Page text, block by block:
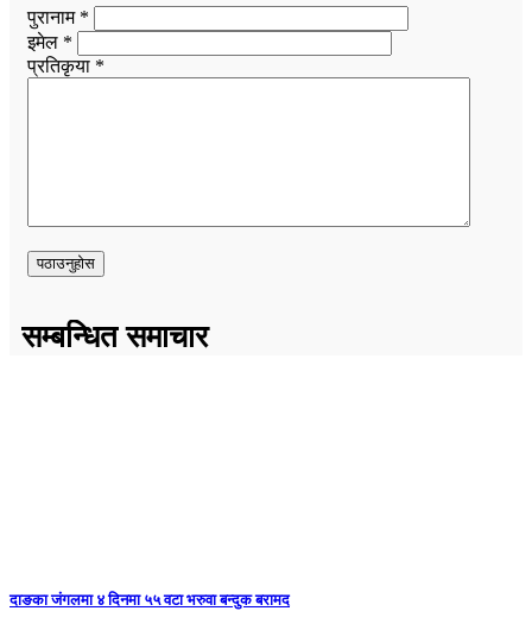
पुरानाम *
इमेल *
प्रतिकृया *
सम्बन्धित समाचार
दाङका जंगलमा ४ दिनमा ५५ वटा भरुवा बन्दुक बरामद